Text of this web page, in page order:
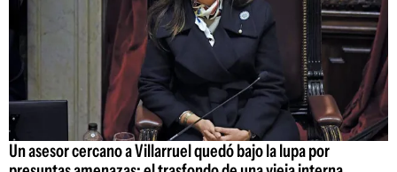
Un asesor cercano a Villarruel quedó bajo la lupa por